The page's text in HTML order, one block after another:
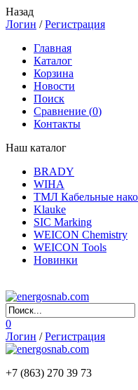
Назад
Логин /Регистрация
Главная
Каталог
Корзина
Новости
Поиск
Сравнение (0)
Контакты
Наш каталог
BRADY
WIHA
ТМЛ Кабельные
Klauke
SIC Marking
WEICON Chemistry
WEICON Tools
Новинки
0
Логин /Регистрация
+7 (863) 270 39 73